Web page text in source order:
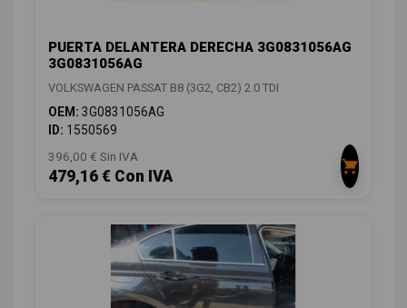
PUERTA DELANTERA DERECHA 3G0831056AG
3G0831056AG
VOLKSWAGEN PASSAT B8 (3G2, CB2) 2.0 TDI
OEM: 3G0831056AG
ID: 1550569
396,00 € Sin IVA
479,16 € Con IVA